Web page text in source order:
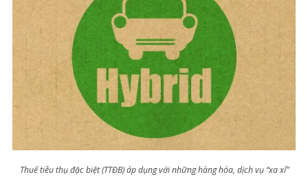
Thuế tiêu thụ đặc biệt (TTĐB) áp dụng với những hàng hóa, dịch vụ “xa xỉ”